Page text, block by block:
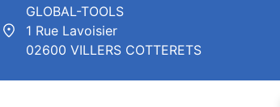
GLOBAL-TOOLS
1 Rue Lavoisier
02600 VILLERS COTTERETS